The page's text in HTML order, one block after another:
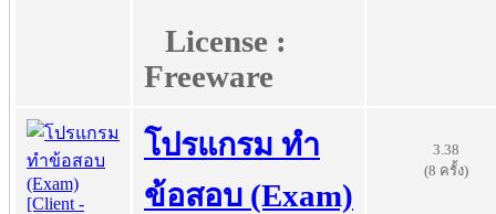
License :
Freeware
โปรแกรม ทำ
ข้อสอบ (Exam)
3.38
(8 ครั้ง)